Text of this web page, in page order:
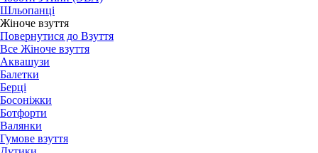
Шльопанці
Жіноче взуття
Повернутися до Взуття
Все Жіноче взуття
Аквашузи
Балетки
Берці
Босоніжки
Ботфорти
Валянки
Гумове взуття